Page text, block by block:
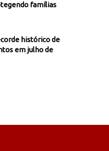
famílias
histórico de
em julho de